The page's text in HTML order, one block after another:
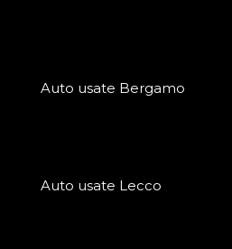
Auto usate Bergamo
Auto usate Lecco